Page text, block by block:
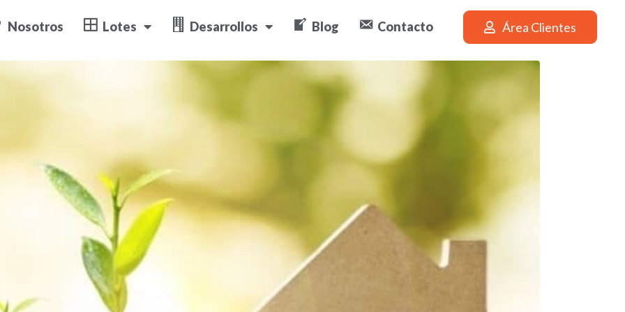
Nosotros Lotes Desarrollos Blog Contacto Área Clientes
buen inversor